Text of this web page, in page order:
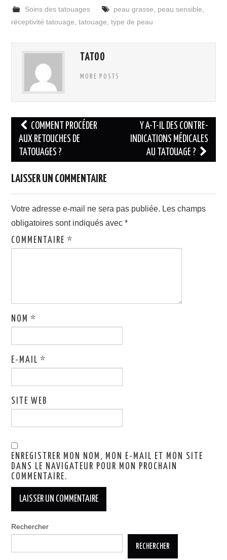
Soins des tatouages peau grasse peau sensible
réceptivité tatouage ,tatouage ,type de peau
TATOO
MORE POSTS
Navigation
des
articles
COMMENT PROCÉDER
AUX RETOUCHES DE
TATOUAGES ?
Y A-T-IL DES CONTRE-
INDICATIONS MÉDICALES
AU TATOUAGE ?
LAISSER UN COMMENTAIRE
Votre adresse e-mail ne sera pas publiée. Les champs
obligatoires sont indiqués avec*
COMMENTAIRE*
NOM*
E-MAIL*
SITE WEB
ENREGISTRER MON NOM, MON E-MAIL ET MON SITE
DANS LE NAVIGATEUR POUR MON PROCHAIN
COMMENTAIRE.
Rechercher
RECHERCHER